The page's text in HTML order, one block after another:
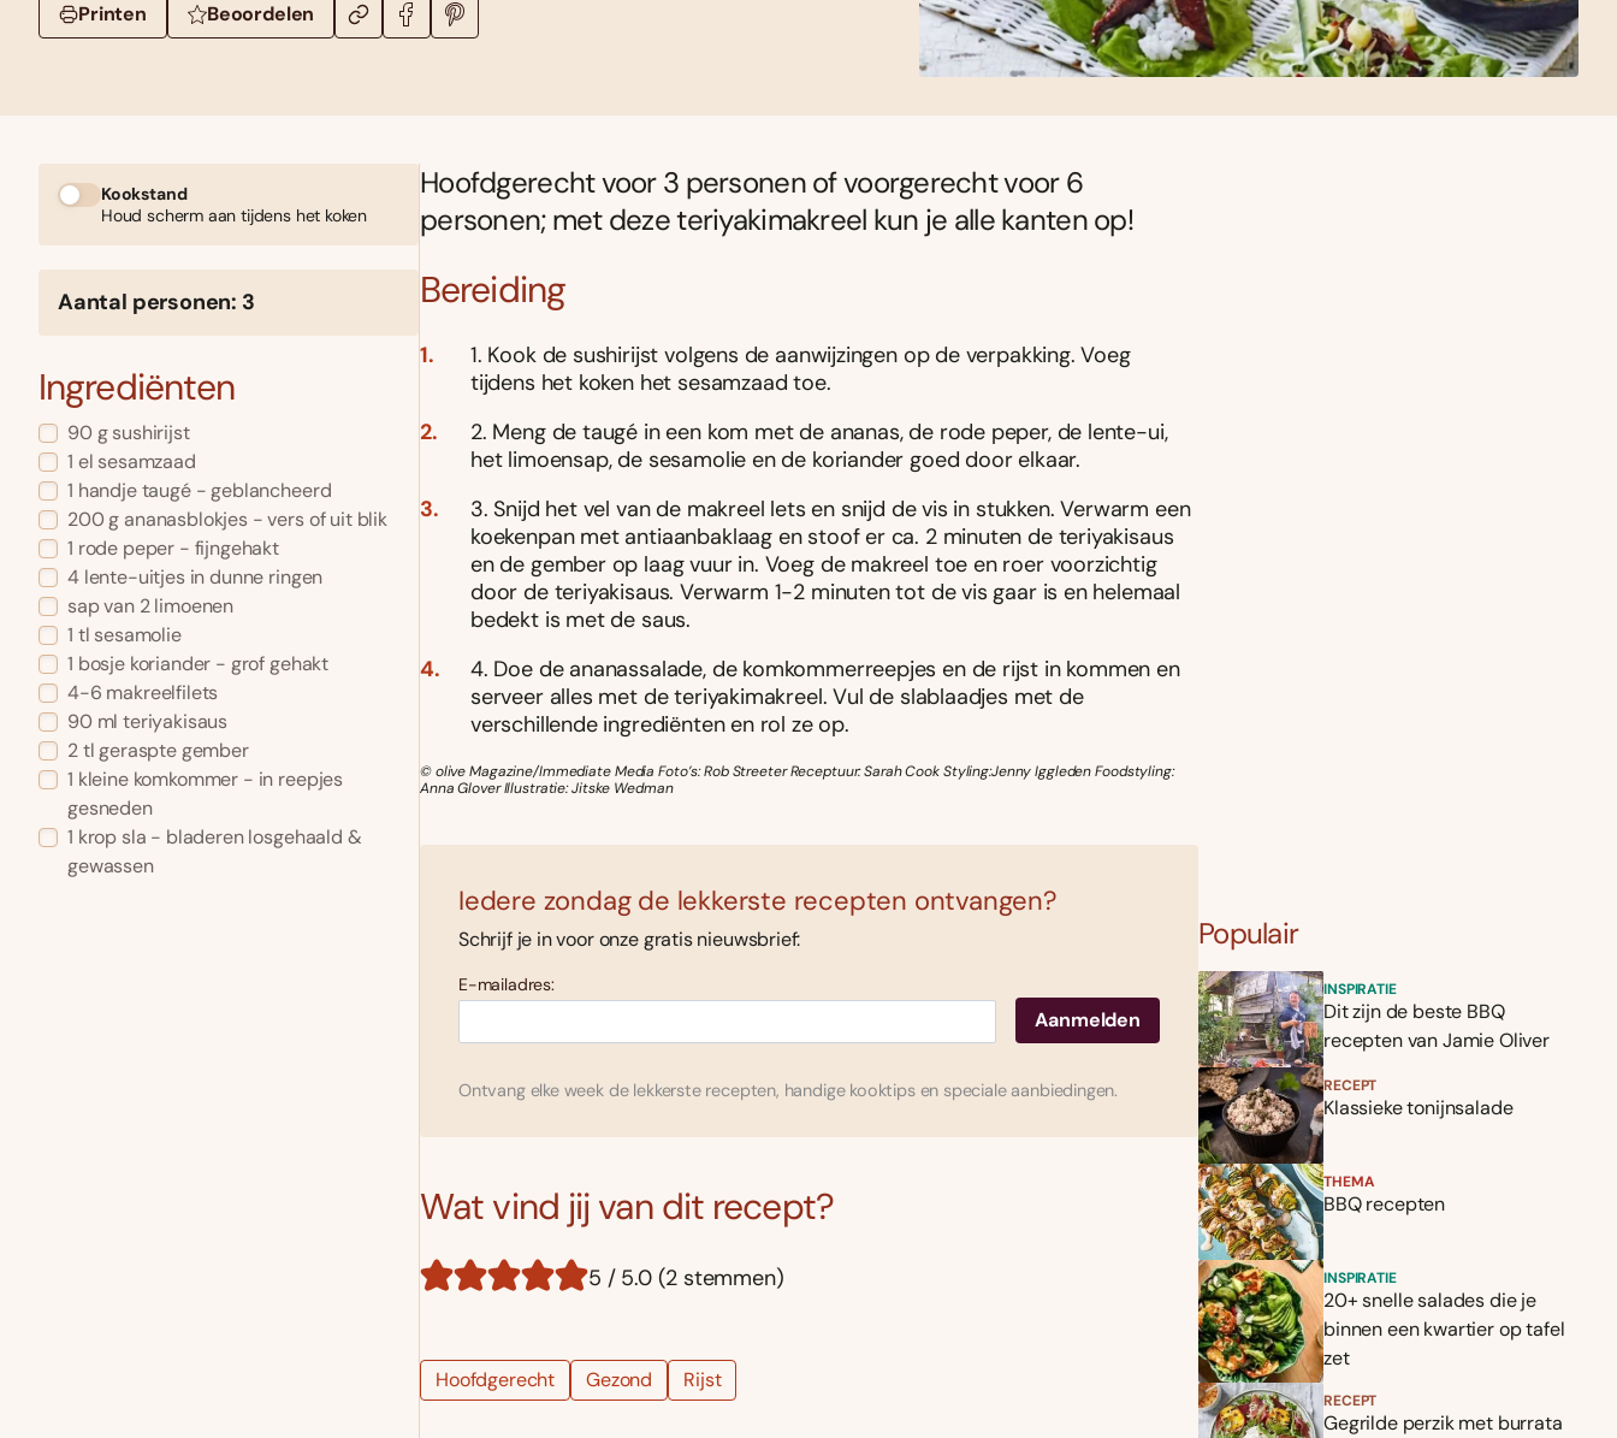
Printen Beoordelen
Kookstand
Houd scherm aan tijdens het koken
Aantal personen: 3
Ingrediënten
90 g sushirijst
1 el sesamzaad
1 handje taugé - geblancheerd
200 g ananasblokjes - vers of uit blik
1 rode peper - fijngehakt
4 lente-uitjes in dunne ringen
sap van 2 limoenen
1 tl sesamolie
1 bosje koriander - grof gehakt
4-6 makreelfilets
90 ml teriyakisaus
2 tl geraspte gember
1 kleine komkommer - in reepjes
gesneden
1 krop sla - bladeren losgehaald &
gewassen
Hoofdgerecht voor 3 personen of voorgerecht voor 6
personen; met deze teriyakimakreel kun je alle kanten op!
Bereiding
1. Kook de sushirijst volgens de aanwijzingen op de verpakking. Voeg
tijdens het koken het sesamzaad toe.
2. Meng de taugé in een kom met de ananas, de rode peper, de lente-ui,
het limoensap, de sesamolie en de koriander goed door elkaar.
3. Snijd het vel van de makreel lets en snijd de vis in stukken. Verwarm een
koekenpan met antiaanbaklaag en stoof er ca. 2 minuten de teriyakisaus
en de gember op laag vuur in. Voeg de makreel toe en roer voorzichtig
door de teriyakisaus. Verwarm 1-2 minuten tot de vis gaar is en helemaal
bedekt is met de saus.
4. Doe de ananassalade, de komkommerreepjes en de rijst in kommen en
serveer alles met de teriyakimakreel. Vul de slablaadjes met de
verschillende ingrediënten en rol ze op.
© olive Magazine/Immediate Media Foto’s: Rob Streeter Receptuur: Sarah Cook Styling:Jenny Iggleden Foodstyling:
Anna Glover Illustratie: Jitske Wedman
Iedere zondag de lekkerste recepten ontvangen?
Schrijf je in voor onze gratis nieuwsbrief:
E-mailadres:
Ontvang elke week de lekkerste recepten, handige kooktips en speciale aanbiedingen.
Wat vind jij van dit recept?
5 / 5.0 (2 stemmen)
Hoofdgerecht Gezond Rijst
Populair
INSPIRATIE
Dit zijn de beste BBQ
recepten van Jamie Oliver
RECEPT
Klassieke tonijnsalade
THEMA
BBQ recepten
INSPIRATIE
20+ snelle salades die je
binnen een kwartier op tafel
zet
RECEPT
Gegrilde perzik met burrata